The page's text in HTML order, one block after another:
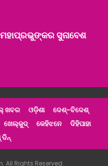
ସୁନାବେଶ
ଖବର ଓଡ଼ିଶା
ଦେଶ୍‌-ବିଦେଶ୍‌
ଖେଲ୍‌କୁଦ୍‌ କେହିଝନେ
ଦିହିପାହା
All Rights Reserved.